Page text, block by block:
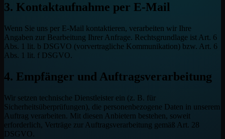
3. Kontaktaufnahme per E-Mail
Wenn Sie uns per E-Mail kontaktieren, verarbeiten wir Ihre
Angaben zur Bearbeitung Ihrer Anfrage. Rechtsgrundlage ist Art. 6
Abs. 1 lit. b DSGVO (vorvertragliche Kommunikation) bzw. Art. 6
Abs. 1 lit. f DSGVO.
4. Empfänger und Auftragsverarbeitung
Wir setzen technische Dienstleister ein (z. B. für
Sicherheitsüberprüfungen), die personenbezogene Daten in unserem
Auftrag verarbeiten. Mit diesen Anbietern bestehen, soweit
erforderlich, Verträge zur Auftragsverarbeitung gemäß Art. 28
DSGVO.